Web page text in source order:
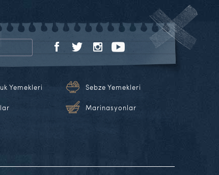
Yemekleri Sebze Yemekleri
Marinasyonlar